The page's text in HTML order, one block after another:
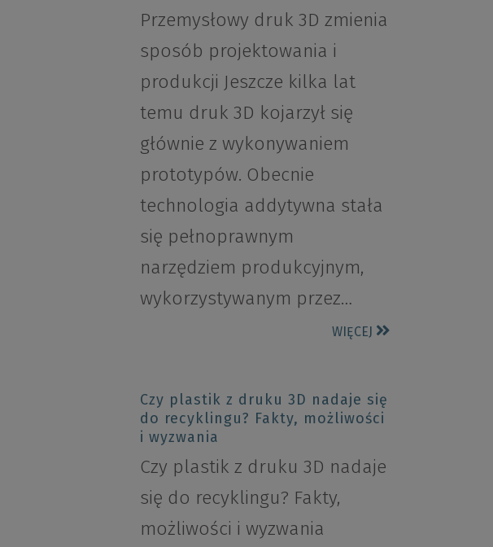
Przemysłowy druk 3D zmienia
sposób projektowania i
produkcji Jeszcze kilka lat
temu druk 3D kojarzył się
głównie z wykonywaniem
prototypów. Obecnie
technologia addytywna stała
się pełnoprawnym
narzędziem produkcyjnym,
wykorzystywanym przez…
WIĘCEJ
Czy plastik z druku 3D nadaje się
do recyklingu? Fakty, możliwości
i wyzwania
Czy plastik z druku 3D nadaje
się do recyklingu? Fakty,
możliwości i wyzwania